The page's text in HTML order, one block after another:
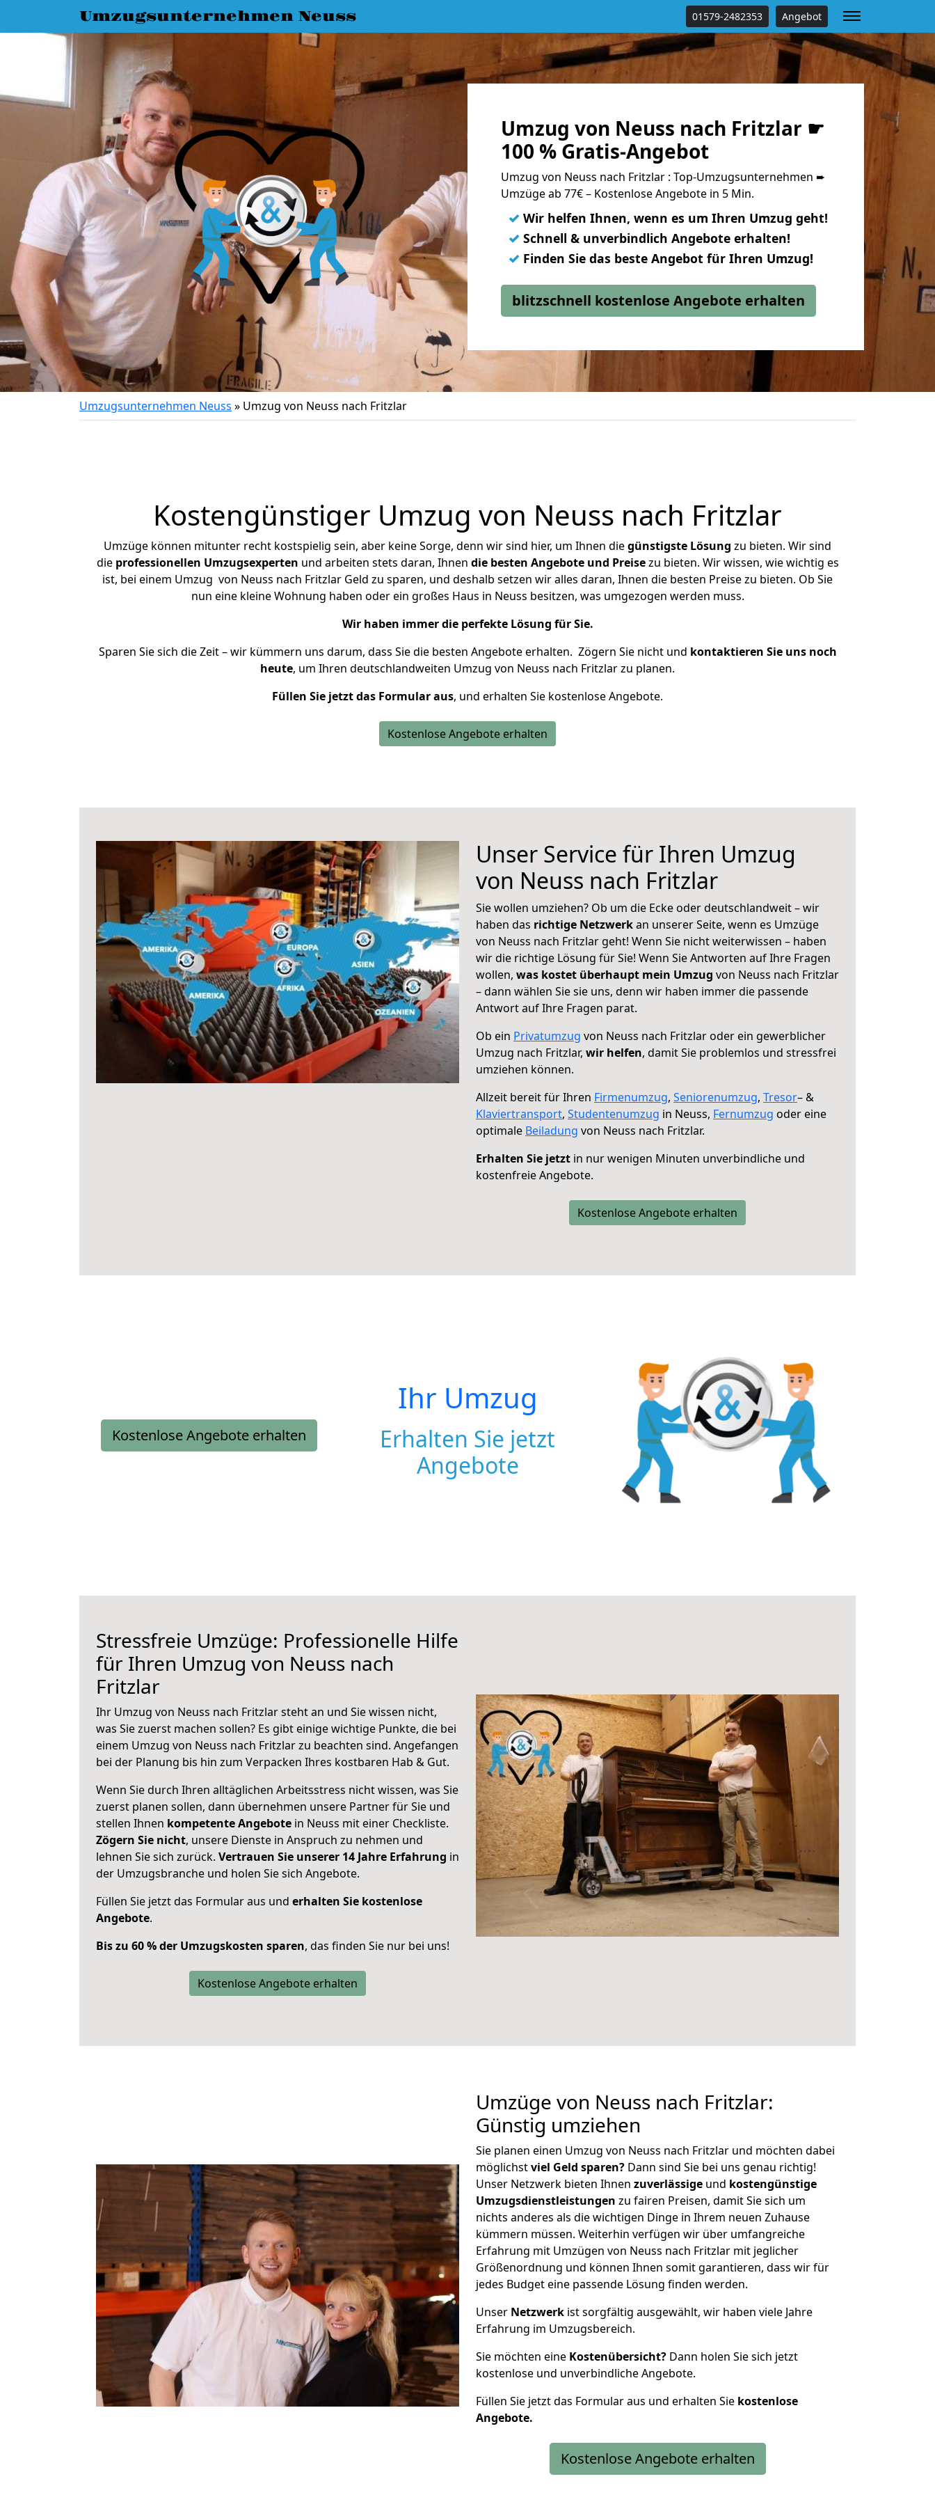
Umzugsunternehmen Neuss 01579-2482353 Angebot
Umzug von Neuss nach Fritzlar ☛
100 % Gratis-Angebot
Umzug von Neuss nach Fritzlar : Top-Umzugsunternehmen ➨
Umzüge ab 77€ – Kostenlose Angebote in 5 Min.
✓ Wir helfen Ihnen, wenn es um Ihren Umzug geht!
✓ Schnell & unverbindlich Angebote erhalten!
✓ Finden Sie das beste Angebot für Ihren Umzug!
blitzschnell kostenlose Angebote erhalten
Umzugsunternehmen Neuss » Umzug von Neuss nach Fritzlar
Kostengünstiger Umzug von Neuss nach Fritzlar
Umzüge können mitunter recht kostspielig sein, aber keine Sorge, denn wir sind hier, um Ihnen diegünstigste Lösung zu bieten. Wir sind
die professionellen Umzugsexperten und arbeiten stets daran, Ihnen die besten Angebote und Preisezu bieten. Wir wissen, wie wichtig es
ist, bei einem Umzug von Neuss nach Fritzlar Geld zu sparen, und deshalb setzen wir alles daran, Ihnen die besten Preise zu bieten. Ob Sie
nun eine kleine Wohnung haben oder ein großes Haus in Neuss besitzen, was umgezogen werden muss.
Wir haben immer die perfekte Lösung für Sie.
Sparen Sie sich die Zeit – wir kümmern uns darum, dass Sie die besten Angebote erhalten. Zögern Sie nicht und kontaktieren Sie uns noch
heute, um Ihren deutschlandweiten Umzug von Neuss nach Fritzlar zu planen.
Füllen Sie jetzt das Formular aus, und erhalten Sie kostenlose Angebote.
Kostenlose Angebote erhalten
Unser Service für Ihren Umzug
von Neuss nach Fritzlar
Sie wollen umziehen? Ob um die Ecke oder deutschlandweit – wir
haben das richtige Netzwerkan unserer Seite, wenn es Umzüge
von Neuss nach Fritzlar geht! Wenn Sie nicht weiterwissen – haben
wir die richtige Lösung für Sie! Wenn Sie Antworten auf Ihre Fragen
wollen, was kostet überhaupt mein Umzug von Neuss nach Fritzlar
– dann wählen Sie sie uns, denn wir haben immer die passende
Antwort auf Ihre Fragen parat.
Ob ein Privatumzug von Neuss nach Fritzlar oder ein gewerblicher
Umzug nach Fritzlar, wir helfen, damit Sie problemlos und stressfrei
umziehen können.
Allzeit bereit für Ihren Firmenumzug, Seniorenumzug, Tresor– &
Klaviertransport, Studentenumzug in Neuss, Fernumzug oder eine
optimale Beiladung von Neuss nach Fritzlar.
Erhalten Sie jetzt in nur wenigen Minuten unverbindliche und
kostenfreie Angebote.
Kostenlose Angebote erhalten
Kostenlose Angebote erhalten
Ihr Umzug
Erhalten Sie jetzt
Angebote
Stressfreie Umzüge: Professionelle Hilfe
für Ihren Umzug von Neuss nach
Fritzlar
Ihr Umzug von Neuss nach Fritzlar steht an und Sie wissen nicht,
was Sie zuerst machen sollen? Es gibt einige wichtige Punkte, die bei
einem Umzug von Neuss nach Fritzlar zu beachten sind. Angefangen
bei der Planung bis hin zum Verpacken Ihres kostbaren Hab & Gut.
Wenn Sie durch Ihren alltäglichen Arbeitsstress nicht wissen, was Sie
zuerst planen sollen, dann übernehmen unsere Partner für Sie und
stellen Ihnen kompetente Angebote in Neuss mit einer Checkliste.
Zögern Sie nicht, unsere Dienste in Anspruch zu nehmen und
lehnen Sie sich zurück. Vertrauen Sie unserer 14 Jahre Erfahrung in
der Umzugsbranche und holen Sie sich Angebote.
Füllen Sie jetzt das Formular aus und erhalten Sie kostenlose
Angebote.
Bis zu 60 % der Umzugskosten sparen, das finden Sie nur bei uns!
Kostenlose Angebote erhalten
Umzüge von Neuss nach Fritzlar:
Günstig umziehen
Sie planen einen Umzug von Neuss nach Fritzlar und möchten dabei
möglichstviel Geld sparen? Dann sind Sie bei uns genau richtig!
Unser Netzwerk bieten Ihnen zuverlässige und kostengünstige
Umzugsdienstleistungen zu fairen Preisen, damit Sie sich um
nichts anderes als die wichtigen Dinge in Ihrem neuen Zuhause
kümmern müssen. Weiterhin verfügen wir über umfangreiche
Erfahrung mit Umzügen von Neuss nach Fritzlar mit jeglicher
Größenordnung und können Ihnen somit garantieren, dass wir für
jedes Budget eine passende Lösung finden werden.
Unser Netzwerk ist sorgfältig ausgewählt, wir haben viele Jahre
Erfahrung im Umzugsbereich.
Sie möchten eine Kostenübersicht? Dann holen Sie sich jetzt
kostenlose und unverbindliche Angebote.
Füllen Sie jetzt das Formular aus und erhalten Sie kostenlose
Angebote.
Kostenlose Angebote erhalten